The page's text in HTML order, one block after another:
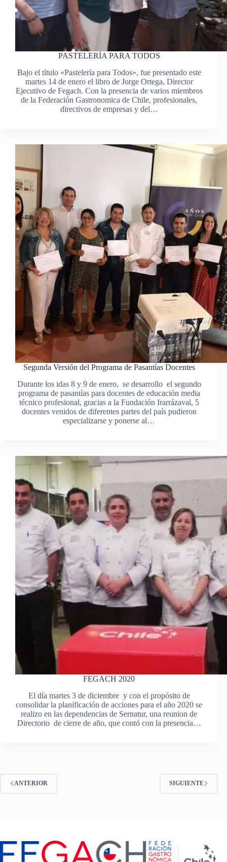
PASTELERÍA PARA TODOS
Bajo el título «Pastelería para Todos», fue presentado este
martes 14 de enero el libro de Jorge Ortega, Director
Ejecutivo de Fegach. Con la presencia de varios miembros
de la Federación Gastronomica de Chile, profesionales,
directivos de empresas y del…
Segunda Versión del Programa de Pasantías Docentes
Durante los idas 8 y 9 de enero, se desarrollo el segundo
programa de pasantías para docentes de educación media
técnico profesional, gracias a la Fundación Irarrázaval, 5
docentes venidos de diferentes partes del país pudieron
especializarse y ponerse al…
FEGACH 2020
El día martes 3 de diciembre y con el propósito de
consolidar la planificación de acciones para el año 2020 se
realizo en las dependencias de Sernatur, una reunion de
Directorio de cierre de año, que contó con la presencia…
ANTERIOR SIGUIENTE